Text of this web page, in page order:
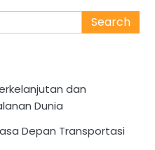
dan
Dunia
Depan Transportasi